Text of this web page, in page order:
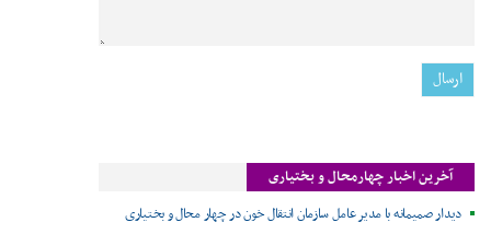
آخرین اخبار چهارمحال و بختیاری
دیدار صمیمانه با مدیر عامل سازمان انتقال خون در چهار محال و بختیاری